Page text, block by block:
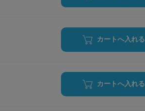
カートへ入れる
カートへ入れる